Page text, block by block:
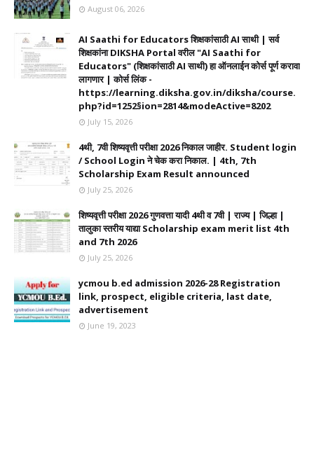
August 06, 2026
AI Saathi for Educators शिक्षकांसाठी AI साथी | सर्व
शिक्षकांना DIKSHA Portal वरील "AI Saathi for
Educators" (शिक्षकांसाठी AI साथी) हा ऑनलाईन कोर्स पूर्ण करावा
लागणार | कोर्स लिंक -
https://learning.diksha.gov.in/diksha/course.
php?id=1252§ion=2814&modeActive=8202
July 15, 2026
4थी, 7वी शिष्यवृत्ती परीक्षा 2026 निकाल जाहीर. Student login
/ School Login ने चेक करा निकाल. | 4th, 7th
Scholarship Exam Result announced
July 25, 2026
शिष्यवृत्ती परीक्षा 2026 गुणवत्ता यादी 4थी व 7वी | राज्य | जिल्हा |
तालुका स्तरीय याद्या Scholarship exam merit list 4th
and 7th 2026
July 25, 2026
ycmou b.ed admission 2026-28 Registration
link, prospect, eligible criteria, last date,
advertisement
June 19, 2023